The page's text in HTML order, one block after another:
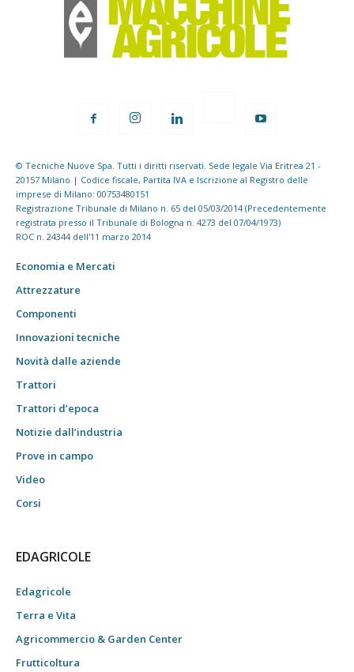
© Tecniche Nuove Spa. Tutti i diritti riservati. Sede legale Via Eritrea 21 -
20157 Milano | Codice fiscale, Partita IVA e Iscrizione al Registro delle
imprese di Milano: 00753480151
Registrazione Tribunale di Milano n. 65 del 05/03/2014 (Precedentemente
registrata presso il Tribunale di Bologna n. 4273 del 07/04/1973)
ROC n. 24344 dell'11 marzo 2014
Economia e Mercati
Attrezzature
Componenti
Innovazioni tecniche
Novità dalle aziende
Trattori
Trattori d’epoca
Notizie dall’industria
Prove in campo
Video
Corsi
EDAGRICOLE
Edagricole
Terra e Vita
Agricommercio & Garden Center
Frutticoltura